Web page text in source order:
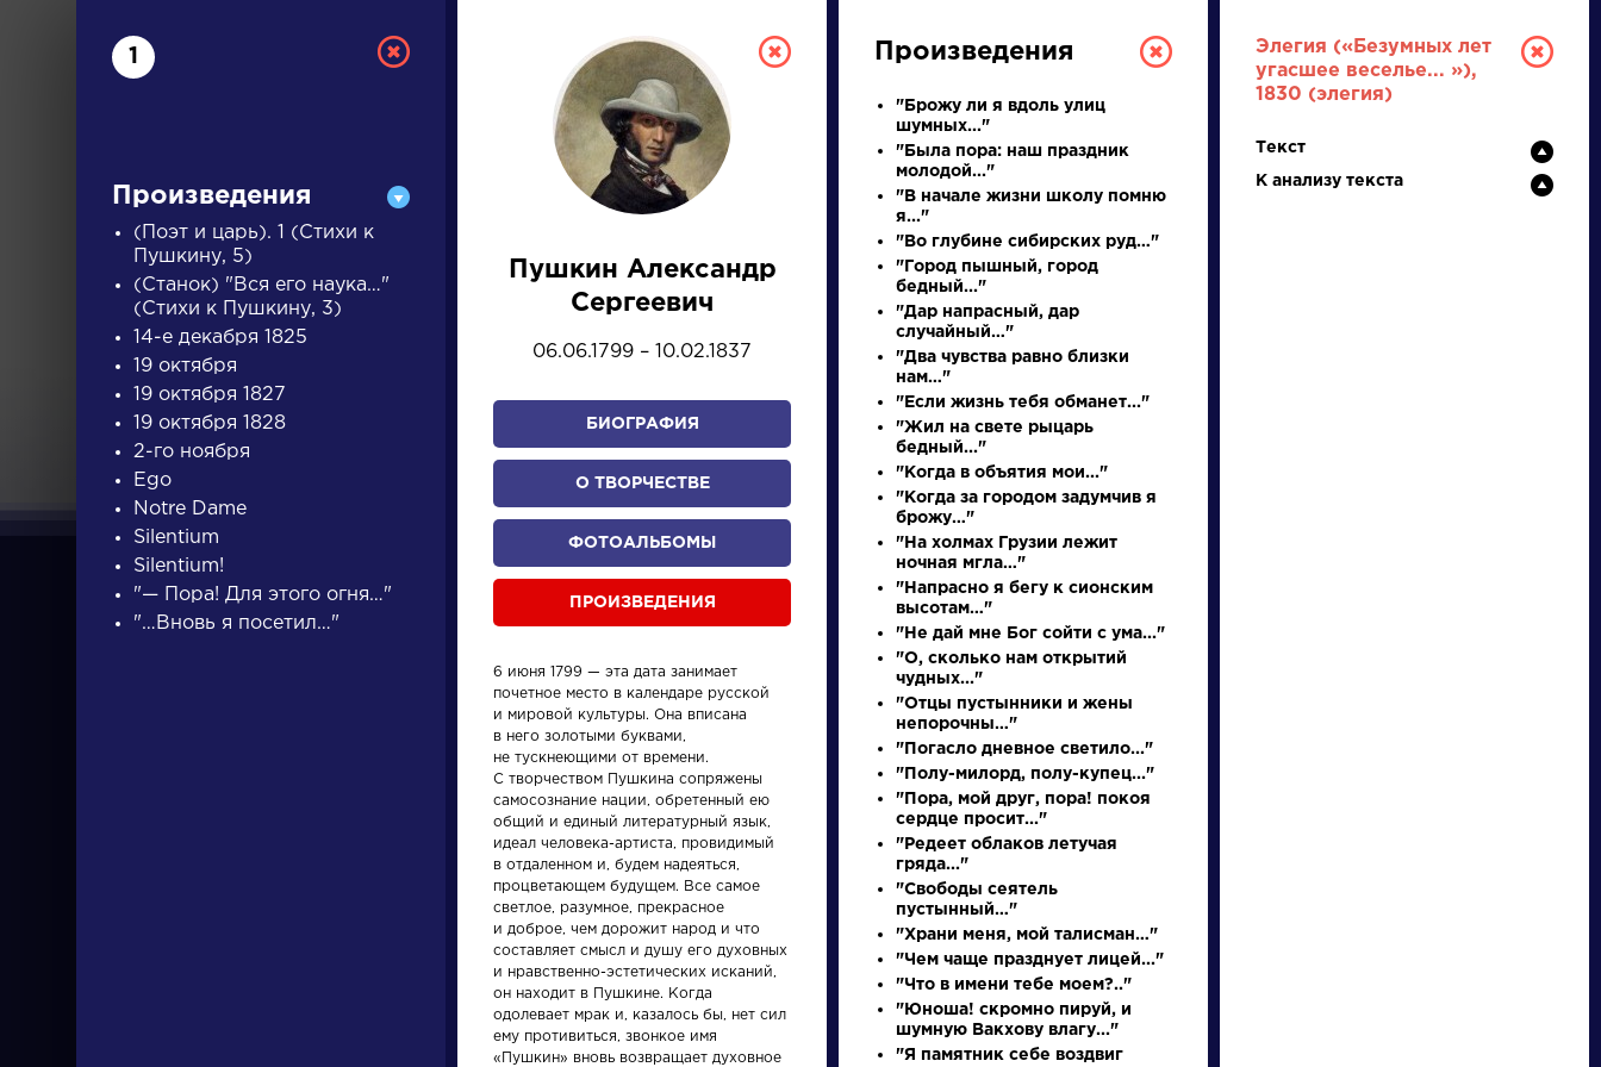
РУССКАЯ ЛИТЕРАТУРА
ДЛЯ ПРЕЗЕНТАЦИЙ, УРОКОВ И ЕГЭ
З С Т У Ф Х Ц
произведения персонажи
Произведения
Ода на день
восшествия на
Произведения
Вечернее
размышление
Произведения
Недоросль
1
Произведения
(Поэт и царь). 1 (Стихи к
Пушкину, 5)
(Станок) "Вся его наука…"
(Стихи к Пушкину, 3)
14-е декабря 1825
19 октября
19 октября 1827
19 октября 1828
2-го ноября
Ego
Notre Dame
Silentium
Silentium!
"— Пора! Для этого огня…"
"…Вновь я посетил…"
Пушкин Александр
Сергеевич
06.06.1799 – 10.02.1837
БИОГРАФИЯ
О ТВОРЧЕСТВЕ
ФОТОАЛЬБОМЫ
ПРОИЗВЕДЕНИЯ
6 июня 1799 — эта дата занимает
почетное место в календаре русской
и мировой культуры. Она вписана
в него золотыми буквами,
не тускнеющими от времени.
С творчеством Пушкина сопряжены
самосознание нации, обретенный ею
общий и единый литературный язык,
идеал человека-артиста, провидимый
в отдаленном и, будем надеяться,
процветающем будущем. Все самое
светлое, разумное, прекрасное
и доброе, чем дорожит народ и что
составляет смысл и душу его духовных
и нравственно-эстетических исканий,
он находит в Пушкине. Когда
одолевает мрак и, казалось бы, нет сил
ему противиться, звонкое имя
«Пушкин» вновь возвращает духовное
Произведения
"Брожу ли я вдоль улиц
шумных..."
"Была пора: наш праздник
молодой..."
"В начале жизни школу помню
я..."
"Во глубине сибирских руд…"
"Город пышный, город
бедный..."
"Дар напрасный, дар
случайный…"
"Два чувства равно близки
нам…"
"Если жизнь тебя обманет..."
"Жил на свете рыцарь
бедный..."
"Когда в объятия мои..."
"Когда за городом задумчив я
брожу…"
"На холмах Грузии лежит
ночная мгла…"
"Напрасно я бегу к сионским
высотам…"
"Не дай мне Бог сойти с ума..."
"О, сколько нам открытий
чудных..."
"Отцы пустынники и жены
непорочны…"
"Погасло дневное светило..."
"Полу-милорд, полу-купец..."
"Пора, мой друг, пора! покоя
сердце просит..."
"Редеет облаков летучая
гряда..."
"Свободы сеятель
пустынный…"
"Храни меня, мой талисман…"
"Чем чаще празднует лицей..."
"Что в имени тебе моем?.."
"Юноша! скромно пируй, и
шумную Вакхову влагу..."
"Я памятник себе воздвиг
Элегия («Безумных лет
угасшее веселье... »),
1830 (элегия)
Текст
К анализу текста